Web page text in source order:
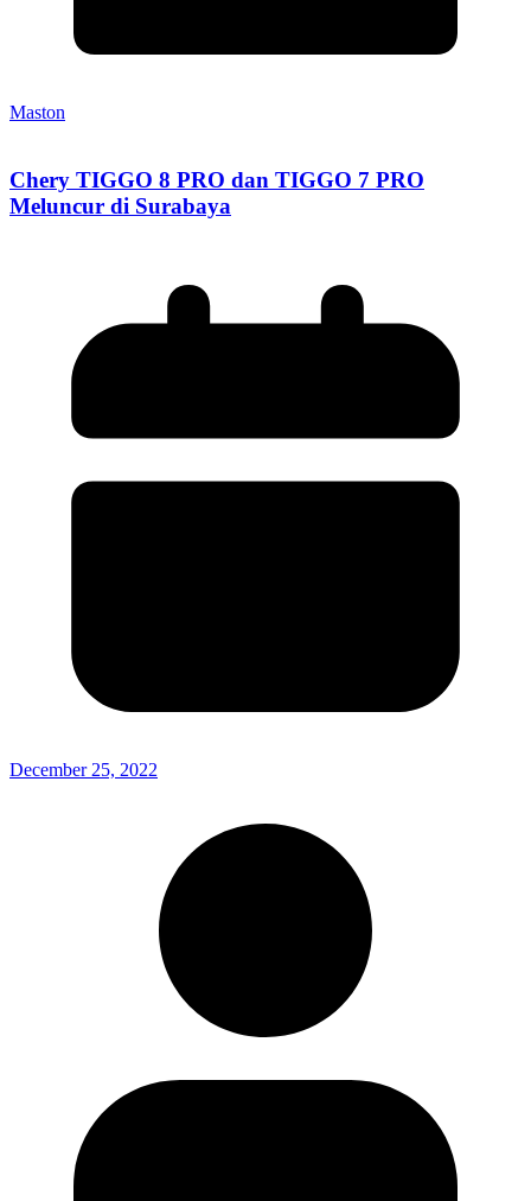
Maston
Chery TIGGO 8 PRO dan TIGGO 7 PRO
Meluncur di Surabaya
December 25, 2022